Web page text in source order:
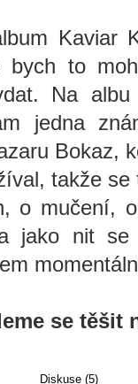
Kaviar
to
Na
jedna
Bokaz,
takže
o mučení,
jako nit se
se těšit
Diskuse (5)